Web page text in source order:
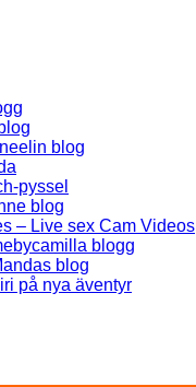
blog
pyssel
blog
– Live sex Cam Videos
blogg
blog
på nya äventyr